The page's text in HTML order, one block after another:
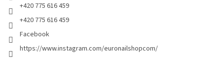
+420 775 616 459
+420 775 616 459
Facebook
https://www.instagram.com/euronailshopcom/